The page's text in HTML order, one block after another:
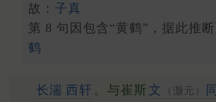
故： 子真
第 8 句因包含“黄鹤”，据此推
鹤
长湍 西轩 。与崔斯 文 （灏元） 同